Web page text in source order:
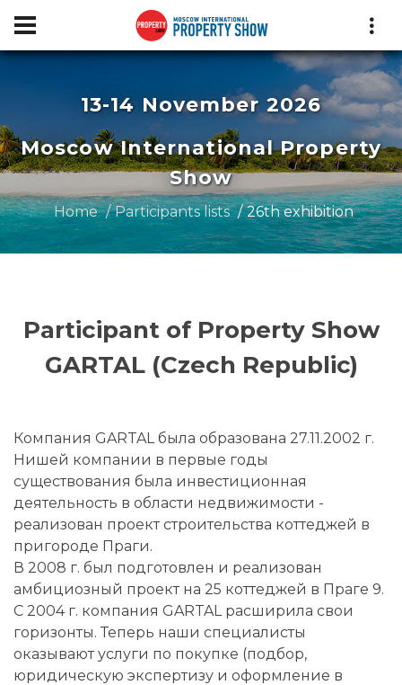
13-14 November 2026
Moscow International Property
Show
Home Participants lists 26th exhibition
Participant of Property Show
GARTAL (Czech Republic)
Компания GARTAL была образована 27.11.2002 г.
Нишей компании в первые годы
существования была инвестиционная
деятельность в области недвижимости -
реализован проект строительства коттеджей в
пригороде Праги.
В 2008 г. был подготовлен и реализован
амбициозный проект на 25 коттеджей в Праге 9.
С 2004 г. компания GARTAL расширила свои
горизонты. Теперь наши специалисты
оказывают услуги по покупке (подбор,
юридическую экспертизу и оформление в